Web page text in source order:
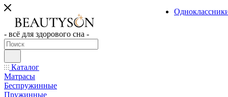
- всё для здорового сна -
Каталог
Матрасы
Беспружинные
Пружинные